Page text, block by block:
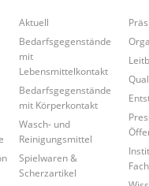
Aktuell
Bedarfsgegenstände
mit
Lebensmittelkontakt
Bedarfsgegenstände
mit Körperkontakt
Wasch- und
Reinigungsmittel
Spielwaren &
Scherzartikel